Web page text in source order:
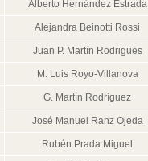
Alberto Hernández Estrada
Alejandra Beinotti Rossi
Juan P. Martín Rodrigues
M. Luis Royo-Villanova
G. Martín Rodríguez
José Manuel Ranz Ojeda
Rubén Prada Miguel